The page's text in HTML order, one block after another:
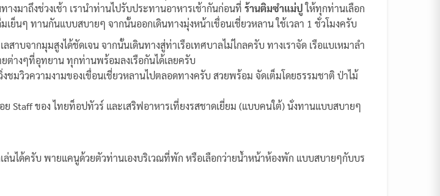
มาถึงช่วงเช้า เรานำท่านไปรับประทานอาหารเช้ากันก่อนที่ ร้านติมซำแม่ปูให้ทุกท่านเลือก
นๆ ทานกันแบบสบายๆ จากนั้นออกเดินทางมุ่งหน้าเขื่อนเชี่ยวหลาน ใช้เวลา 1 ชั่วโมงครับ
บจากมุมสูงได้ชัดเจน จากนั้นเดินทางสู่ท่าเรือเทศบาลไม่ไกลครับ ทางเราจัด เรือแบเหมาลำ
ต่างๆที่อุทยาน ทุกท่านพร้อมลงเรือกันได้เลยครับ
งชมวิวความงามของเขื่อนเชี่ยวหลานไปตลอดทางครับ สวยพร้อม จัดเต็มโดยธรรมชาติ ป่าไม้
ย Staff ของ ไทยท็อปทัวร์ และเสริฟอาหารเที่ยงรสชาดเยี่ยม (แบบคนใต้) นั่งทานแบบสบายๆ
ได้ครับ พายแคนูด้วยตัวท่านเองบริเวณที่พัก หรือเลือกว่ายน้ำหน้าห้องพัก แบบสบายๆกับบร